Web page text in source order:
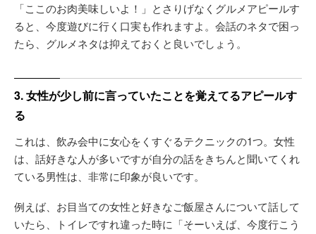
「ここのお肉美味しいよ！」とさりげなくグルメアピールす
ると、今度遊びに行く口実も作れますよ。会話のネタで困っ
たら、グルメネタは抑えておくと良いでしょう。
3. 女性が少し前に言っていたことを覚えてるアピールす
る
これは、飲み会中に女心をくすぐるテクニックの1つ。女性
は、話好きな人が多いですが自分の話をきちんと聞いてくれ
ている男性は、非常に印象が良いです。
例えば、お目当ての女性と好きなご飯屋さんについて話して
いたら、トイレですれ違った時に「そーいえば、今度行こう